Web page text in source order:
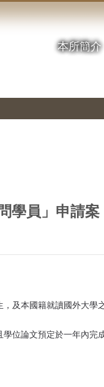
本所簡介
學員」申請
及本國籍就讀國外大學
位論文預定於一年內完成